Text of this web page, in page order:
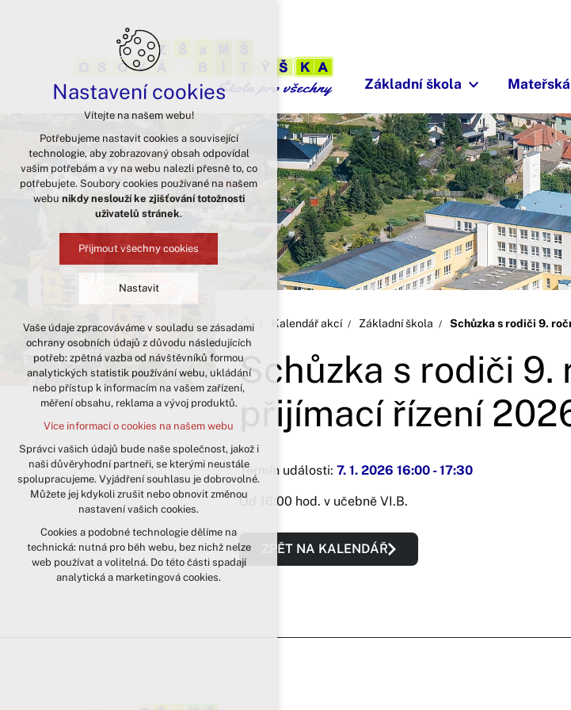
Základní škola
Kalendář akcí Základní škola Schůzka s rodiči 9.
Schůzka s rodiči 9.
přijímací řízení
Termín události: 7. 1. 2026 16:00 -17:30
Od 16:00 hod. v učebně VI.B.
ZPĚT NA KALENDÁŘ
Nastavení cookies
Vítejte na našem webu!
Potřebujeme nastavit cookies a související
technologie, aby zobrazovaný obsah odpovídal
vašim potřebám a vy na webu nalezli přesně to, co
potřebujete. Soubory cookies používané na našem
webu nikdy neslouží ke zjišťování totožnosti
uživatelů stránek.
Přijmout všechny cookies
Nastavit
Technická cookies
nutná pro provozování webu
udržení kontextu stránek (session):
případná přihlášení, volby jazyka, apod.
analytická pro anonymizované
vyhodnocení návštěvnosti
marketingová cookies (Google)
Více informací o cookies na našem webu
Přijmout všechny cookies
Odmítnout vše
Vaše údaje zpracováváme v souladu se zásadami
ochrany osobních údajů z důvodu následujících
potřeb: zpětná vazba od návštěvníků formou
analytických statistik používání webu, ukládání
nebo přístup k informacím na vašem zařízení,
měření obsahu, reklama a vývoj produktů.
Více informací o cookies na našem webu
Správci vašich údajů bude naše společnost, jakož i
naši důvěryhodní partneři, se kterými neustále
spolupracujeme. Vyjádření souhlasu je dobrovolné.
Můžete jej kdykoli zrušit nebo obnovit změnou
nastavení vašich cookies.
Cookies a podobné technologie dělíme na
technická: nutná pro běh webu, bez nichž nelze
web používat a volitelná. Do této části spadají
analytická a marketingová cookies.